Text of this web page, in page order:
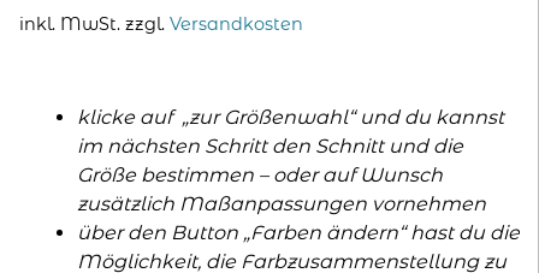
inkl. MwSt. zzgl. Versandkosten
klicke auf „zur Größenwahl“ und du kannst
im nächsten Schritt den Schnitt und die
Größe bestimmen – oder auf Wunsch
zusätzlich Maßanpassungen vornehmen
über den Button „Farben ändern“ hast du die
Möglichkeit, die Farbzusammenstellung zu